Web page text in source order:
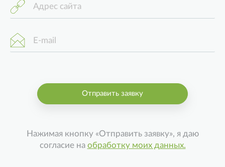
Адрес сайта
E-mail
Отправить заявку
Нажимая кнопку «Отправить заявку», я даю
согласие на обработку моих данных.